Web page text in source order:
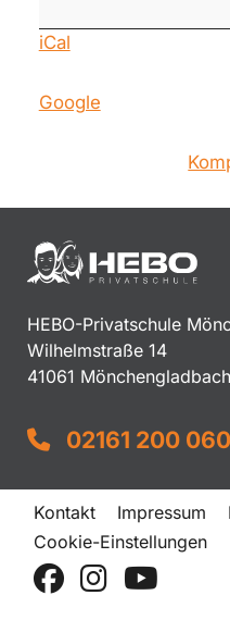
iCal
Google
HEBO-Privatschule
Wilhelmstraße 14
41061 Mönchengladbach
02161 200 060
Kontakt Impressum
Cookie-Einstellungen